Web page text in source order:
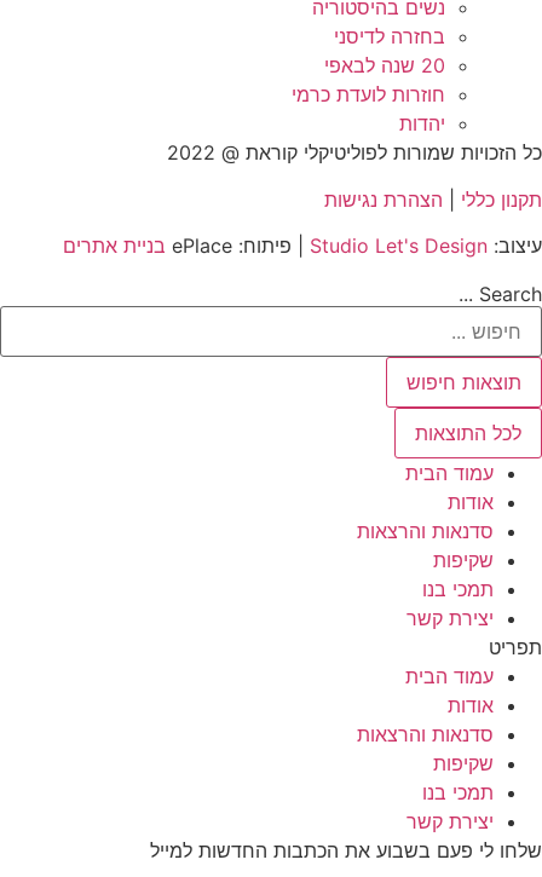
נשים בהיסטוריה
בחזרה לדיסני
20 שנה לבאפי
חוזרות לועדת כרמי
יהדות
כל הזכויות שמורות לפוליטיקלי קוראת @ 2022
תקנון כללי
הצהרת נגישות
עיצוב: Studio Let's Design | פיתוח: ePlace בניית אתרים
Search ...
תוצאות חיפוש
לכל התוצאות
עמוד הבית
אודות
סדנאות והרצאות
שקיפות
תמכי בנו
יצירת קשר
תפריט
עמוד הבית
אודות
סדנאות והרצאות
שקיפות
תמכי בנו
יצירת קשר
שלחו לי פעם בשבוע את הכתבות החדשות למייל